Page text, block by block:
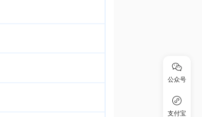
公众号
支付宝